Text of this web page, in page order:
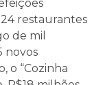
restaurantes
de mil
novos
o “Cozinha